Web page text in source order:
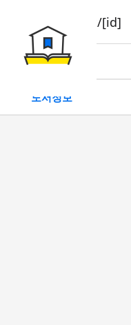
book/rent/[id]
대여
도서정보